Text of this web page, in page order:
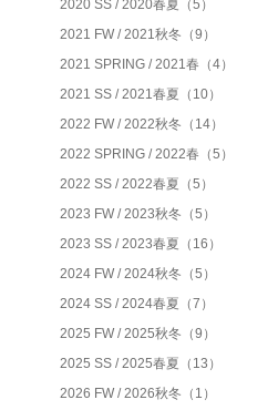
2020 SS / 2020春夏（5）
2021 FW / 2021秋冬（9）
2021 SPRING / 2021春（4）
2021 SS / 2021春夏（10）
2022 FW / 2022秋冬（14）
2022 SPRING / 2022春（5）
2022 SS / 2022春夏（5）
2023 FW / 2023秋冬（5）
2023 SS / 2023春夏（16）
2024 FW / 2024秋冬（5）
2024 SS / 2024春夏（7）
2025 FW / 2025秋冬（9）
2025 SS / 2025春夏（13）
2026 FW / 2026秋冬（1）